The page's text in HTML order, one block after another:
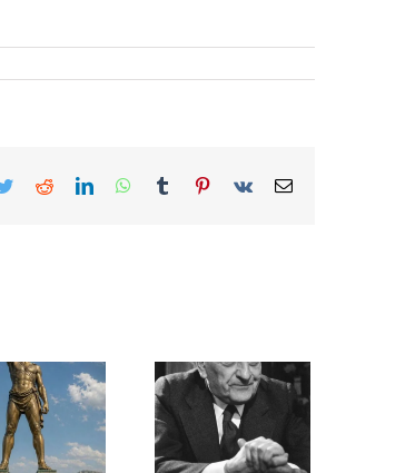
TwitterRedditLinkedInWhatsApp
Tumblr Pinterest
Vk Email
Une lettre
inédite de
Malraux sur
l’État d’Israël |